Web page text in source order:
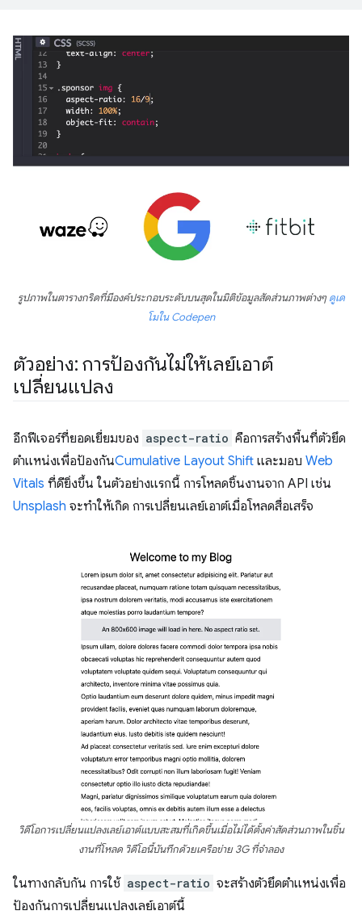
รูปภาพในตารางกริดที่มีองค์ประกอบระดับบนสุดในมิติข้อมูลสัดส่วนภาพต่างๆดูเด
โมใน Codepen
ตัวอย่าง: การป้องกันไม่ให้เลย์เอาต์
เปลี่ยนแปลง
อีกฟีเจอร์ที่ยอดเยี่ยมของ aspect-ratio คือการสร้างพื้นที่ตัวยึด
ตำแหน่งเพื่อป้องกันCumulative Layout Shift และมอบ Web
Vitals ที่ดียิ่งขึ้น ในตัวอย่างแรกนี้ การโหลดชิ้นงานจาก API เช่น
Unsplash จะทำให้เกิด การเปลี่ยนเลย์เอาต์เมื่อโหลดสื่อเสร็จ
วิดีโอการเปลี่ยนแปลงเลย์เอาต์แบบสะสมที่เกิดขึ้นเมื่อไม่ได้ตั้งค่าสัดส่วนภาพในชิ้น
งานที่โหลด วิดีโอนี้บันทึกด้วยเครือข่าย 3G ที่จำลอง
ในทางกลับกัน การใช้ aspect-ratio จะสร้างตัวยึดตำแหน่งเพื่อ
ป้องกันการเปลี่ยนแปลงเลย์เอาต์นี้